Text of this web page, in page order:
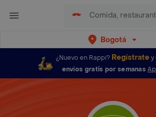
Bogotá
¿Nuevo en Rappi? Regístratey
envíos gratis por semanas